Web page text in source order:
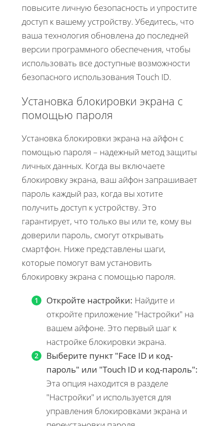
повысите личную безопасность и упростите
доступ к вашему устройству. Убедитесь, что
ваша технология обновлена до последней
версии программного обеспечения, чтобы
использовать все доступные возможности
безопасного использования Touch ID.
Установка блокировки экрана с
помощью пароля
Установка блокировки экрана на айфон с
помощью пароля – надежный метод защиты
личных данных. Когда вы включаете
блокировку экрана, ваш айфон запрашивает
пароль каждый раз, когда вы хотите
получить доступ к устройству. Это
гарантирует, что только вы или те, кому вы
доверили пароль, смогут открывать
смартфон. Ниже представлены шаги,
которые помогут вам установить
блокировку экрана с помощью пароля.
Откройте настройки: Найдите и
откройте приложение "Настройки" на
вашем айфоне. Это первый шаг к
настройке блокировки экрана.
Выберите пункт "Face ID и код-
пароль" или "Touch ID и код-пароль":
Эта опция находится в разделе
"Настройки" и используется для
управления блокировками экрана и